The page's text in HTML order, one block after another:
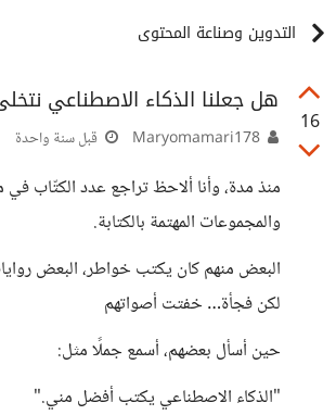
التدوين وصناعة المحتوى
16
هل جعلنا الذكاء الاصطناعي
قبل سنة واحدة
منذ مدة، وأنا ألاحظ تراجع عدد الكتّاب
والمجموعات المهتمة بالكتابة.
البعض منهم كان يكتب خواطر، البعض
لكن فجأة… خفتت أصواتهم
حين أسأل بعضهم، أسمع جملًا مثل:
"الذكاء الاصطناعي يكتب أفضل مني."